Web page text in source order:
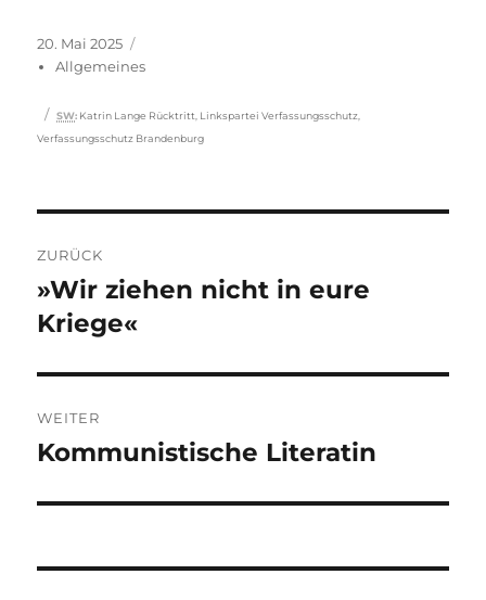
Veröffentlicht
am
20. Mai 2025
Allgemeines
Schlagwörter
SW: Katrin Lange Rücktritt Linkspartei Verfassungsschutz
Verfassungsschutz Brandenburg
ZURÜCK
Vorheriger
Beitrag:
»Wir ziehen nicht in eure
Kriege«
WEITER
Nächster
Kommunistische Literatin